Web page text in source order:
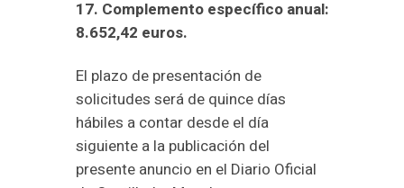
17. Complemento específico anual:
8.652,42 euros.
El plazo de presentación de
solicitudes será de quince días
hábiles a contar desde el día
siguiente a la publicación del
presente anuncio en el Diario Oficial